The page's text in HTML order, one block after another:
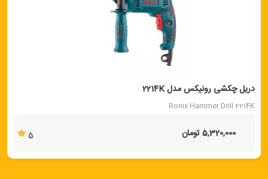
دریل چکشی رونیکس مدل 2214K
Ronix Hammer Drill 2214K
5,320,000 تومان 5